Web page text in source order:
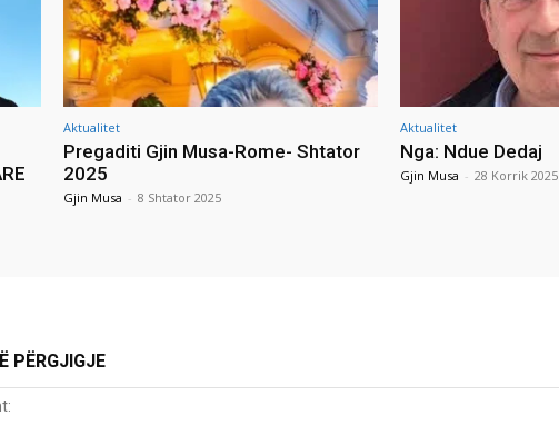
Aktualitet
Pregaditi Gjin Musa-Rome- Shtator
2025
Gjin Musa - 8 Shtator 2025
Aktualitet
Nga: Ndue Dedaj
Gjin Musa - 28 Korrik 2025
PËRGJIGJE